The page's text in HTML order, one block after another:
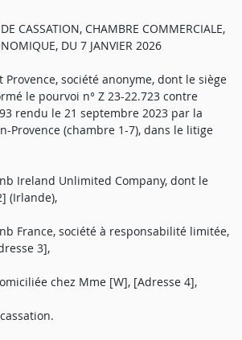
CASSATION, CHAMBRE COMMERCIALE,
DU 7 JANVIER 2026
Provence, société anonyme, dont le siège
le pourvoi n° Z 23-22.723 contre
rendu le 21 septembre 2023 par la
Provence (chambre 1-7), dans le litige
Ireland Unlimited Company, dont le
(Irlande),
France, société à responsabilité limitée,
3],
chez Mme [W], [Adresse 4],